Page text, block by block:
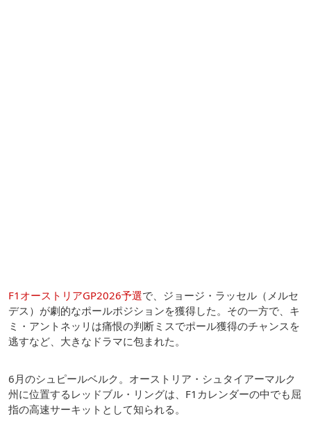
F1オーストリアGP2026予選で、ジョージ・ラッセル（メルセ
デス）が劇的なポールポジションを獲得した。その一方で、キ
ミ・アントネッリは痛恨の判断ミスでポール獲得のチャンスを
逃すなど、大きなドラマに包まれた。
6月のシュピールベルク。オーストリア・シュタイアーマルク
州に位置するレッドブル・リングは、F1カレンダーの中でも屈
指の高速サーキットとして知られる。